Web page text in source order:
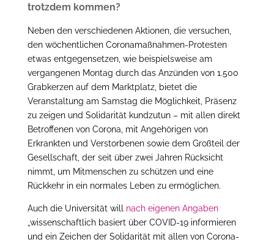
trotzdem kommen?
Neben den verschiedenen Aktionen, die versuchen,
den wöchentlichen Coronamaßnahmen-Protesten
etwas entgegensetzen, wie beispielsweise am
vergangenen Montag durch das Anzünden von 1.500
Grabkerzen auf dem Marktplatz, bietet die
Veranstaltung am Samstag die Möglichkeit, Präsenz
zu zeigen und Solidarität kundzutun – mit allen direkt
Betroffenen von Corona, mit Angehörigen von
Erkrankten und Verstorbenen sowie dem Großteil der
Gesellschaft, der seit über zwei Jahren Rücksicht
nimmt, um Mitmenschen zu schützen und eine
Rückkehr in ein normales Leben zu ermöglichen.
Auch die Universität will nach eigenen Angaben
„wissenschaftlich basiert über COVID-19 informieren
und ein Zeichen der Solidarität mit allen von Corona-